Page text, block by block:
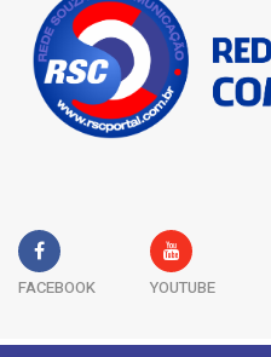
FACEBOOK YOUTUBE